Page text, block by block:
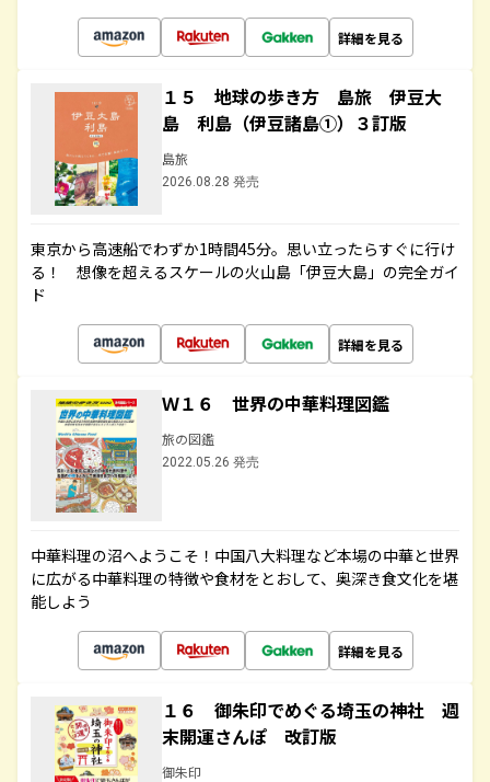
詳細を見る
１５ 地球の歩き方 島旅 伊豆大
島 利島（伊豆諸島①）３訂版
島旅
2026.08.28 発売
東京から高速船でわずか1時間45分。思い立ったらすぐに行け
る！ 想像を超えるスケールの火山島「伊豆大島」の完全ガイ
ド
詳細を見る
Ｗ１６ 世界の中華料理図鑑
旅の図鑑
2022.05.26 発売
中華料理の沼へようこそ！中国八大料理など本場の中華と世界
に広がる中華料理の特徴や食材をとおして、奥深き食文化を堪
能しよう
詳細を見る
１６ 御朱印でめぐる埼玉の神社 週
末開運さんぽ 改訂版
御朱印